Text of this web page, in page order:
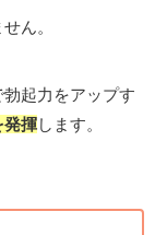
ん。
勃起力をアップす
発揮します。